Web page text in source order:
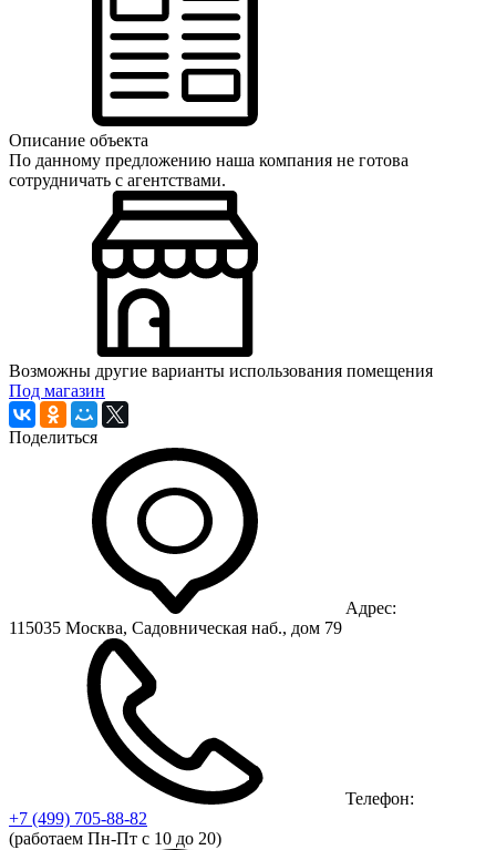
Описание объекта
По данному предложению наша компания не готова
сотрудничать с агентствами.
Возможны другие варианты использования помещения
Под магазин
Поделиться
Адрес:
115035 Москва, Садовническая наб., дом 79
Телефон:
+7 (499) 705-88-82
(работаем Пн-Пт с 10 до 20)